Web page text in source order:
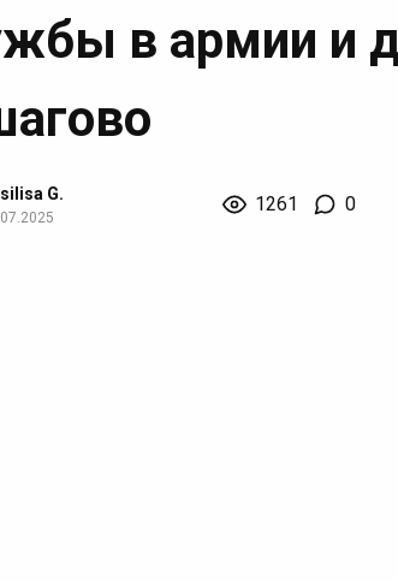
в армии и
G. 1261 0